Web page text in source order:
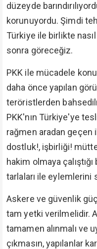
düzeyde
korunuyordu. Şimdi
Türkiye ile birlikte
sonra göreceğiz.
PKK ile mücadele
daha önce yapılan
teröristlerden
PKK'nın Türkiye'ye
rağmen aradan geçen
dostluk!, işbirliği!
hakim olmaya
tarlaları ile eylemlerini
Askere ve güvenlik
tam yetki verilmelidir.
tamamen alınmalı ve
çıkmasın, yapılanlar